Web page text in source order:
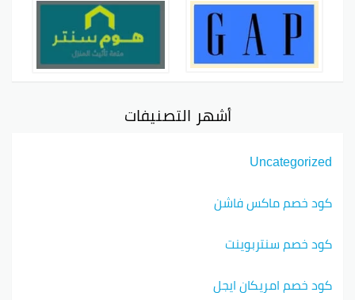
أشهر التصنيفات
Uncategorized
كود خصم ماكس فاشن
كود خصم سنتربوينت
كود خصم امريكان ايجل